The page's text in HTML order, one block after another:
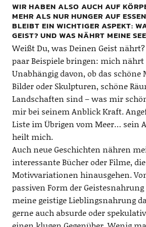
WIR HABEN ALSO AUCH AUF
MEHR ALS NUR HUNGER AUF
BLEIBT EIN WICHTIGER ASPEKT:
GEIST? UND WAS NÄHRT MEINE
Weißt Du, was Deinen Geist
paar Beispiele bringen: mich nährt
Unabhängig davon, ob das schöne
Bilder oder Skulpturen, schöne
Landschaften sind – was mir
mir bei seinem Anblick Kraft.
Liste im Übrigen vom Meer… sein
heilt mich.
Auch neue Geschichten nähren
interessante Bücher oder Filme,
Motivvariationen hinausgehen.
passiven Form der
meine geistige Lieblingsnahrung
gerne auch absurde oder